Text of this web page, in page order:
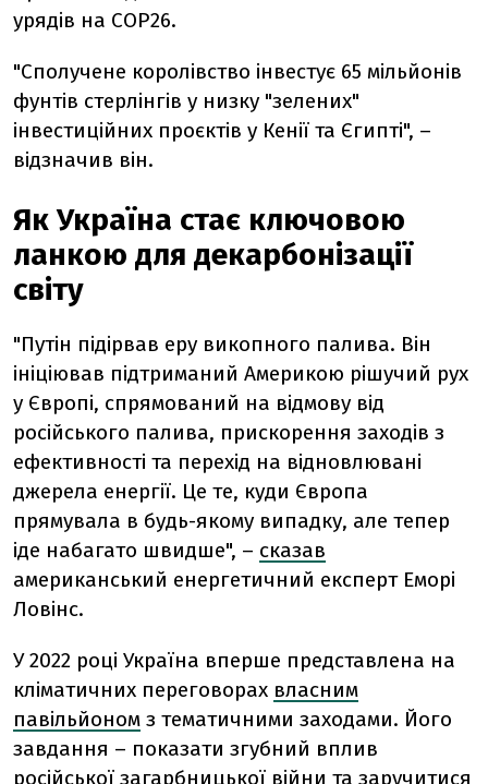
урядів на COP26.
"Сполучене королівство інвестує 65 мільйонів
фунтів стерлінгів у низку "зелених"
інвестиційних проєктів у Кенії та Єгипті", –
відзначив він.
Як Україна стає ключовою
ланкою для декарбонізації
світу
"Путін підірвав еру викопного палива. Він
ініціював підтриманий Америкою рішучий рух
у Європі, спрямований на відмову від
російського палива, прискорення заходів з
ефективності та перехід на відновлювані
джерела енергії. Це те, куди Європа
прямувала в будь-якому випадку, але тепер
іде набагато швидше", – сказав
американський енергетичний експерт Еморі
Ловінс.
У 2022 році Україна вперше представлена на
кліматичних переговорах власним
павільйоном з тематичними заходами. Його
завдання – показати згубний вплив
російської загарбницької війни та заручитися